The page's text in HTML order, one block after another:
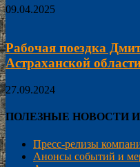
09.04.2025
Рабочая поездка
Астраханской
27.09.2024
ПОЛЕЗНЫЕ НОВОСТИ
Пресс-релизы
Анонсы событий и